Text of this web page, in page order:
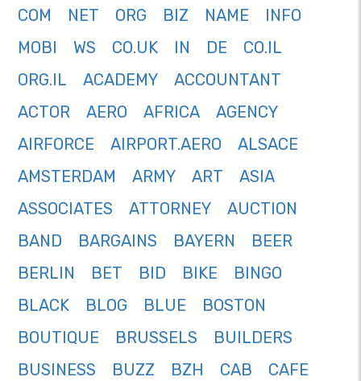
COM NET ORG BIZ NAME
INFO
MOBI
WS CO.UK IN DE
CO.IL
ORG.IL
ACADEMY
ACCOUNTANT
ACTOR
AERO AFRICA
AGENCY
AIRFORCE
AIRPORT.AERO
ALSACE
AMSTERDAM
ARMY ART
ASIA
ASSOCIATES
ATTORNEY
AUCTION
BAND
BARGAINS BAYERN
BEER
BERLIN
BET BID BIKE
BINGO
BLACK
BLOG BLUE
BOSTON
BOUTIQUE
BRUSSELS
BUILDERS
BUSINESS
BUZZ BZH CAB
CAFE